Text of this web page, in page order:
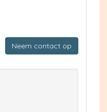
Neem contact op